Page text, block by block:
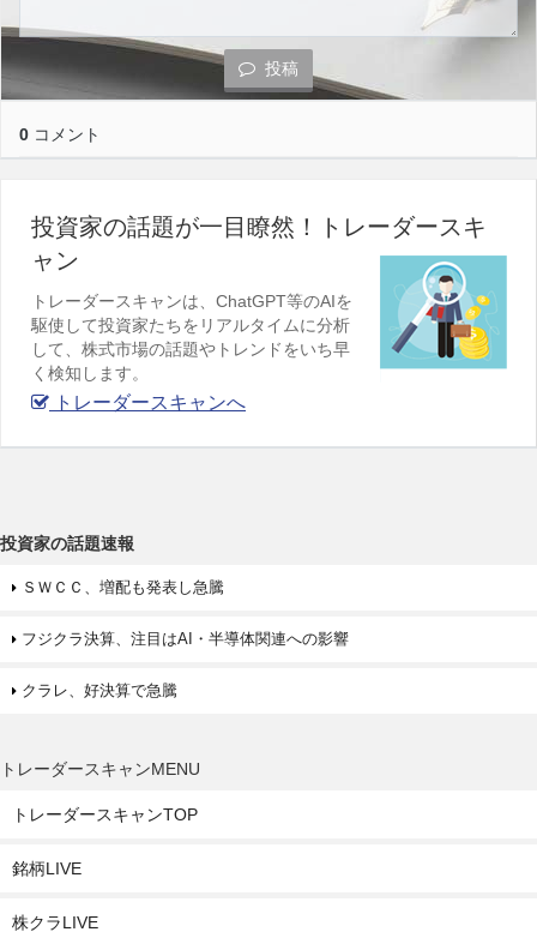
投稿
0 コメント
投資家の話題が一目瞭然！トレーダースキ
ャン
トレーダースキャンは、ChatGPT等のAIを
駆使して投資家たちをリアルタイムに分析
して、株式市場の話題やトレンドをいち早
く検知します。
トレーダースキャンへ
投資家の話題速報
ＳＷＣＣ、増配も発表し急騰
フジクラ決算、注目はAI・半導体関連への影響
クラレ、好決算で急騰
トレーダースキャンMENU
トレーダースキャンTOP
銘柄LIVE
株クラLIVE